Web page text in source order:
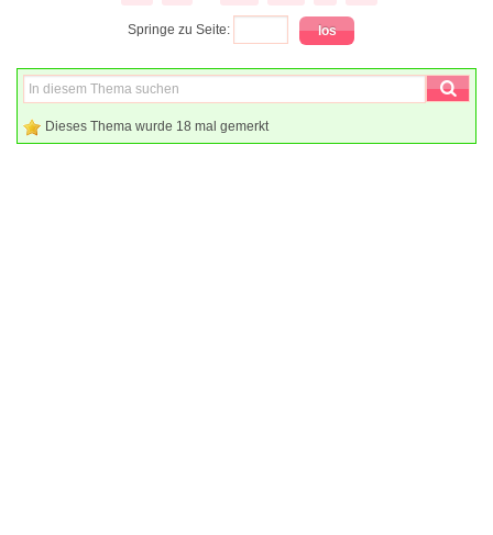
Springe zu Seite:
Dieses Thema wurde 18 mal gemerkt